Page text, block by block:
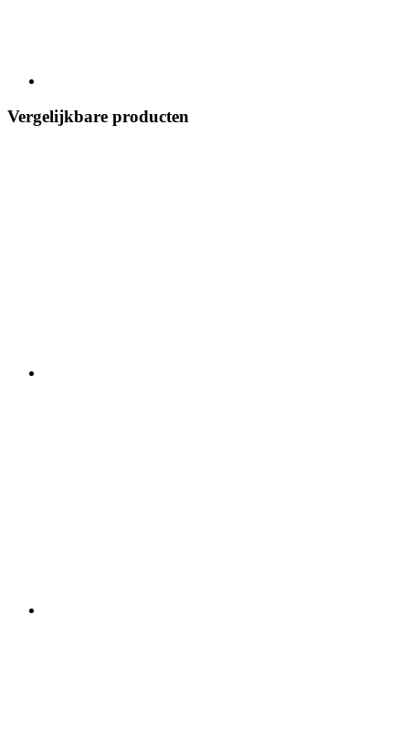
Vergelijkbare producten